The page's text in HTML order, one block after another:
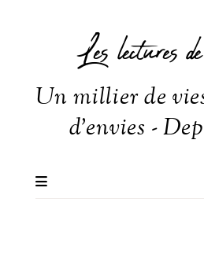
Les lectures
Un millier de
d'envies -